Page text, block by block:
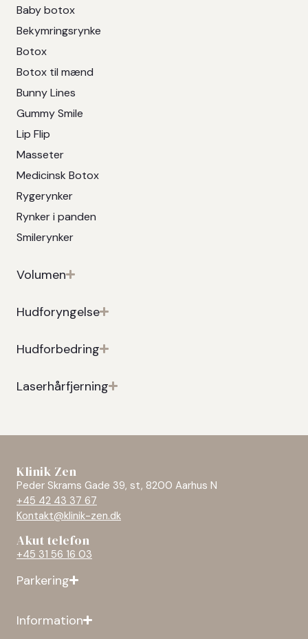
Baby botox
Bekymringsrynke
Botox
Botox til mænd
Bunny Lines
Gummy Smile
Lip Flip
Masseter
Medicinsk Botox
Rygerynker
Rynker i panden
Smilerynker
Volumen
Hudforyngelse
Hudforbedring
Laserhårfjerning
Klinik Zen
Peder Skrams Gade 39, st, 8200 Aarhus N
+45 42 43 37 67
Kontakt@klinik-zen.dk
Akut telefon
+45 31 56 16 03
Parkering
Information